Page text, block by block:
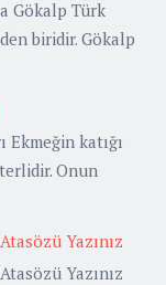
Gökalp Türk
biridir. Gökalp
katığı
Onun
Yazınız
Yazınız